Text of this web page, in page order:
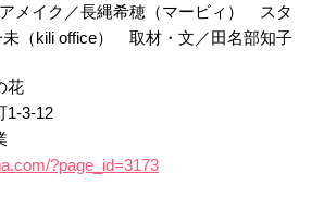
メイク／長縄希穂（マービィ） スタ
未（kili office） 取材・文／田名部知子
花
1-3-12
?page_id=3173